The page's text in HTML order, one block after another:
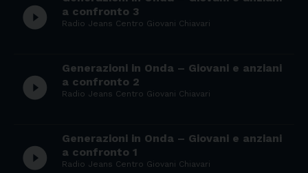
play_circle_filled
a confronto 3
Radio Jeans Centro Giovani Chiavari
play_circle_filled
Generazioni in Onda – Giovani e anziani
a confronto 2
Radio Jeans Centro Giovani Chiavari
play_circle_filled
Generazioni in Onda – Giovani e anziani
a confronto 1
Radio Jeans Centro Giovani Chiavari